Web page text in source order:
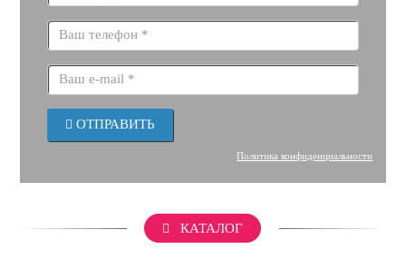
ОТПРАВИТЬ
Политика конфиденциальности
КАТАЛОГ